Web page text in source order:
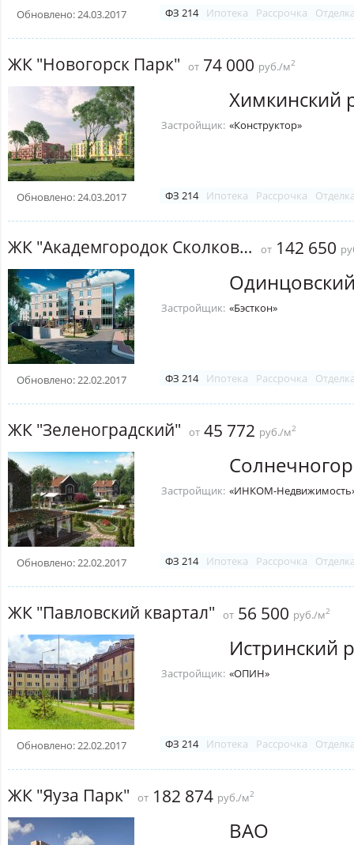
Обновлено: 24.03.2017 ФЗ 214 Ипотека Рассрочка
ЖК "Новогорск Парк" от 74 000 руб./м2
Обновлено: 24.03.2017
Химкинский
Застройщик: «Конструктор»
ФЗ 214 Ипотека Рассрочка
ЖК "Академгородок Сколково" от 142 650
Обновлено: 22.02.2017
Застройщик: «Бэсткон»
ФЗ 214 Ипотека Рассрочка
ЖК "Зеленоградский" от 45 772 руб./м2
Обновлено: 22.02.2017
Застройщик: «ИНКОМ-
ФЗ 214 Ипотека Рассрочка
ЖК "Павловский квартал" от 56 500 руб./м2
Обновлено: 22.02.2017
Истринский
Застройщик: «ОПИН»
ФЗ 214 Ипотека Рассрочка
ЖК "Яуза Парк" от 182 874 руб./м2
ВАО